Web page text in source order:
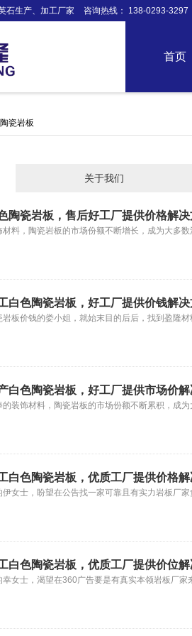
石生产、加工厂家 咨询热线： 138-0293-3297
首页
瓷岩板
关于我们
陶瓷岩板，售后好工厂提供价格解
料，陶瓷岩板的市场份额不断增长，成为大多
白色陶瓷岩板，好工厂提供价钱解
板价钱的娄小姐，就始末目的后后，找到盈隆
白色陶瓷岩板，好工厂提供市场价
装饰材料，陶瓷岩板的市场份额不断累积，成
白色陶瓷岩板，优质工厂提供价格
女士，盼望在公告找一家可靠且有实力岩板厂
白色陶瓷岩板，优质工厂提供价位
女士，渴望在360广告要是有真实本领岩板厂